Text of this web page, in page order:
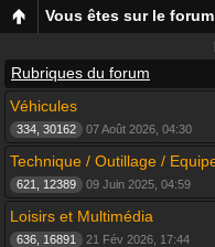
Vous êtes sur le
Rubriques du forum
Véhicules
334, 30162 07 Août 2026, 04:30
Technique / Outillage /
621, 12389 09 Juin 2025, 04:59
Loisirs et Multimédia
636, 16891 21 Fév 2026, 17:44